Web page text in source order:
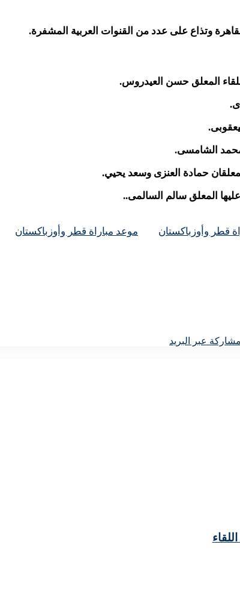
وتذاع على عدد من القنوات العربية المشفرة.
عليها المعلق سالم السالمى..
قطر وأوزباكستان موعد مباراة قطر وأوزباكستان
مشاركة عبر البريد